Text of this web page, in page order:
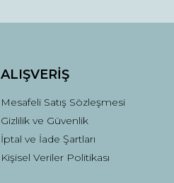
ALIŞVERİŞ
Mesafeli Satış Sözleşmesi
Gizlilik ve Güvenlik
İptal ve İade Şartları
Kişisel Veriler Politikası